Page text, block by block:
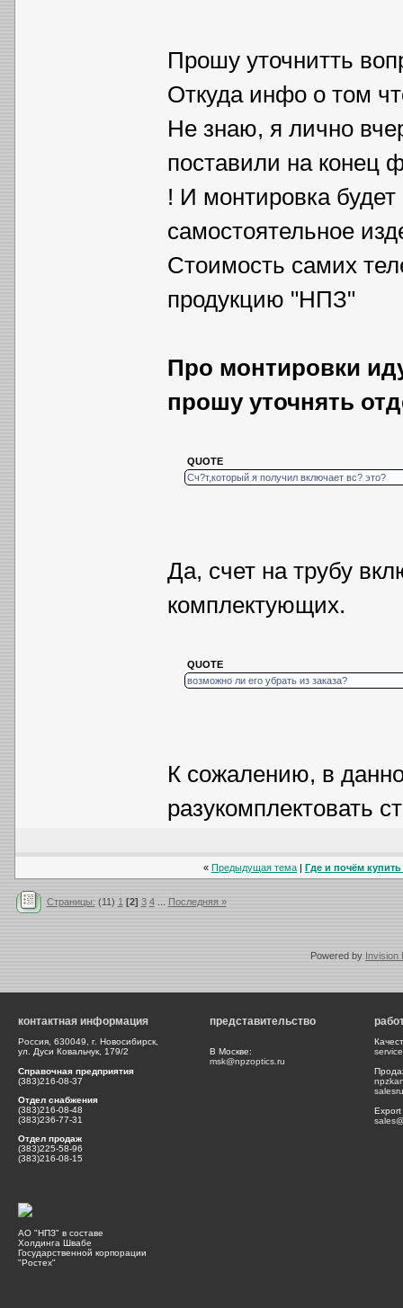
Прошу уточнитть
Откуда инфо о том
Не знаю, я лично
поставили на конец
! И монтировка будет
самостоятельное
Стоимость самих
продукцию "НПЗ"
Про монтировки
прошу уточнять
QUOTE
Сч?т,который я получил включает вс? это?
Да, счет на трубу
комплектующих.
QUOTE
возможно ли его убрать из заказа?
К сожалению, в
разукомплектовать
« Предыдущая тема | Где и почём
Страницы: (11) 1 [2] 3 4... Последняя »
Powered by Invision
контактная информация
Россия, 630049, г. Новосибирск,
ул. Дуси Ковальчук, 179/2
Справочная предприятия
(383)216-08-37
Отдел снабжения
(383)216-08-48
(383)236-77-31
Отдел продаж
(383)225-58-96
(383)216-08-15
представительство
В Москве:
msk@npzoptics.ru
АО "НПЗ" в составе
Холдинга Швабе
Государственной корпорации
"Ростех"